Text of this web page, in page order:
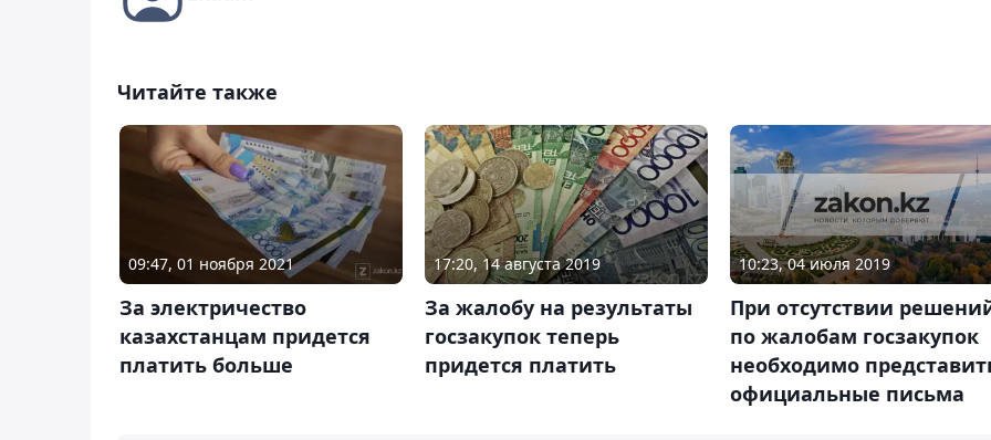
Читайте также
09:47, 01 ноября 2021
За электричество
казахстанцам придется
платить больше
17:20, 14 августа 2019
За жалобу на результаты
госзакупок теперь
придется платить
10:23, 04 июля 2019
При отсутствии
по жалобам госзакупок
необходимо
официальные письма